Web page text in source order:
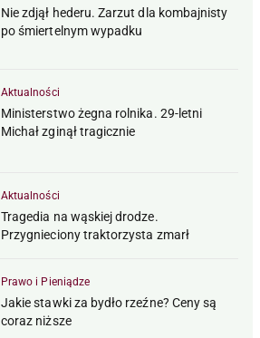
Nie zdjął hederu. Zarzut dla kombajnisty
po śmiertelnym wypadku
Aktualności
Ministerstwo żegna rolnika. 29-letni
Michał zginął tragicznie
Aktualności
Tragedia na wąskiej drodze.
Przygnieciony traktorzysta zmarł
Prawo i Pieniądze
Jakie stawki za bydło rzeźne? Ceny są
coraz niższe